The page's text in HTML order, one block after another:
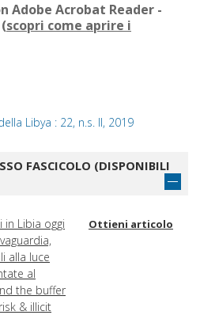
Adobe Acrobat Reader -
scopri come aprire i
Libya : 22, n.s. II, 2019
FASCICOLO (DISPONIBILI
in Libia oggi
alla luce
al
the buffer
& illicit
Ottieni articolo